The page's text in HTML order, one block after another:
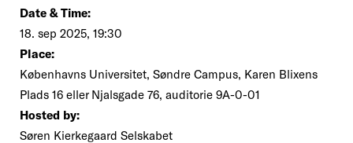
Date & Time:
18. sep 2025, 19:30
Place:
Københavns Universitet, Søndre Campus, Karen Blixens
Plads 16 eller Njalsgade 76, auditorie 9A-0-01
Hosted by:
Søren Kierkegaard Selskabet